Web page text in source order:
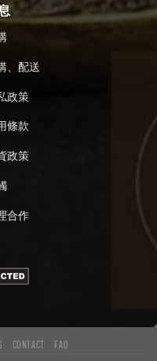
、配送
政策
條款
政策
合作
CONTACT FAQ